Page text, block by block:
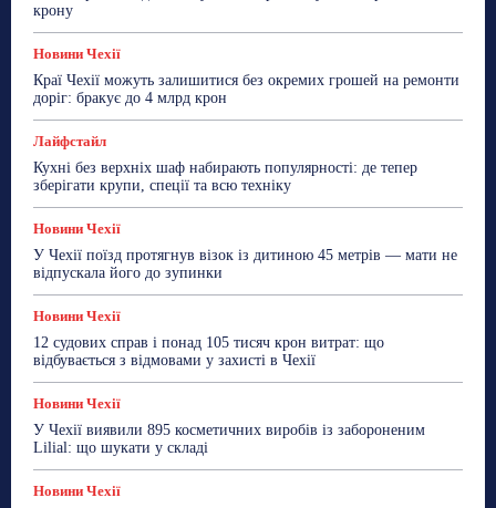
крону
Новини Чехії
Краї Чехії можуть залишитися без окремих грошей на ремонти
доріг: бракує до 4 млрд крон
Лайфстайл
Кухні без верхніх шаф набирають популярності: де тепер
зберігати крупи, спеції та всю техніку
Новини Чехії
У Чехії поїзд протягнув візок із дитиною 45 метрів — мати не
відпускала його до зупинки
Новини Чехії
12 судових справ і понад 105 тисяч крон витрат: що
відбувається з відмовами у захисті в Чехії
Новини Чехії
У Чехії виявили 895 косметичних виробів із забороненим
Lilial: що шукати у складі
Новини Чехії